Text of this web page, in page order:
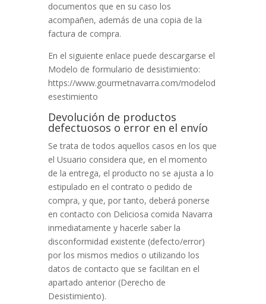
documentos que en su caso los
acompañen, además de una copia de la
factura de compra.
En el siguiente enlace puede descargarse el
Modelo de formulario de desistimiento:
https://www.gourmetnavarra.com/modelod
esestimiento
Devolución de productos
defectuosos o error en el envío
Se trata de todos aquellos casos en los que
el Usuario considera que, en el momento
de la entrega, el producto no se ajusta a lo
estipulado en el contrato o pedido de
compra, y que, por tanto, deberá ponerse
en contacto con Deliciosa comida Navarra
inmediatamente y hacerle saber la
disconformidad existente (defecto/error)
por los mismos medios o utilizando los
datos de contacto que se facilitan en el
apartado anterior (Derecho de
Desistimiento).